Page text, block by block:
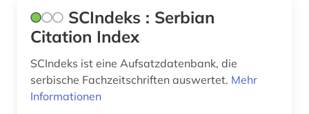
SCIndeks : Serbian
Citation Index
SCIndeks ist eine Aufsatzdatenbank, die
serbische Fachzeitschriften auswertet. Mehr
Informationen